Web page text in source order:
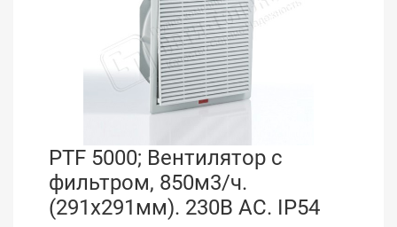
PTF 5000; Вентилятор с
фильтром, 850м3/ч.
(291x291мм). 230В АС. IP54